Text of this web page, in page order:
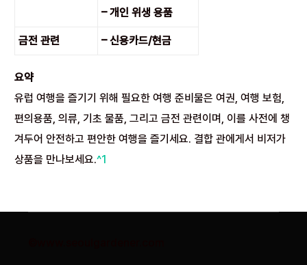
– 개인 위생 용품
금전 관련 – 신용카드/현금
요약
유럽 여행을 즐기기 위해 필요한 여행 준비물은 여권, 여행 보험,
편의용품, 의류, 기초 물품, 그리고 금전 관련이며, 이를 사전에 챙
겨두어 안전하고 편안한 여행을 즐기세요. 결합 관에게서 비저가
상품을 만나보세요.^1